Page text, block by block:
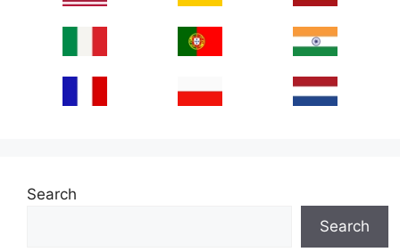
Search
Search